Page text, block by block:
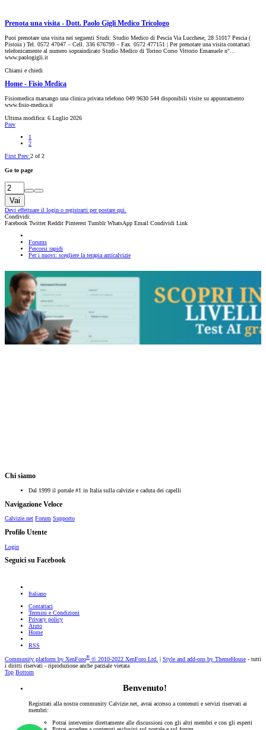
Prenota una visita - Dott. Paolo Gigli Medico Tricologo
Puoi prenotare una visita nei seguenti Studi: Studio Medico di Pescia Via Lucchese, 28 51017 Pescia (
Pistoia ) Tel. 0572 47047 – Cell. 336 676799 – Fax. 0572 477151 | Per prenotare una visita contattaci
telefonicamente al numero sopraindicato Studio Medico di Torino Corso Vittorio Emanuele n°...
www.paologigli.it
Chiami e chiedi
Home - Fisio Medica
Fisiomedica marsango una clinica privata telefono 049 9630 544 disponibili visite su appuntamento
www.fisio-medica.it
Ultima modifica: 6 Luglio 2026
Prev
1
2
First Prev 2 of 2
Go to page
Vai
Devi effettuare il login o registrarti per postare qui.
Condividi:
Facebook Twitter Reddit Pinterest Tumblr WhatsApp Email Condividi Link
Forums
Percorsi rapidi
Per i nuovi: scegliere la terapia anticalvizie
Chi siamo
Dal 1999 il portale #1 in Italia sulla calvizie e caduta dei capelli
Navigazione Veloce
Calvizie.net Forum Supporto
Profilo Utente
Login
Seguici su Facebook
Italiano
Contattaci
Termini e Condizioni
Privacy policy
Aiuto
Home
RSS
Community platform by XenForo® © 2010-2022 XenForo Ltd. Style and add-ons by ThemeHouse - tutti
i diritti riservati - riproduzione anche parziale vietata
Top Bottom
Benvenuto!
Registrati alla nostra community Calvizie.net, avrai accesso a contenuti e servizi riservati ai
membri:
Potrai intervenire direttamente alle discussioni con gli altri membri e con gli esperti